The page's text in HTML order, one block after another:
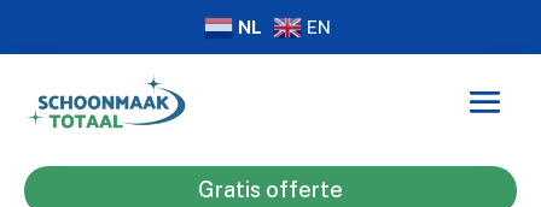
NL EN
Gratis offerte